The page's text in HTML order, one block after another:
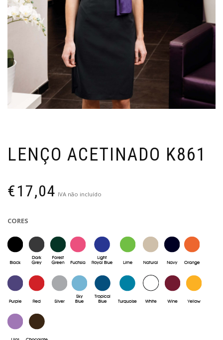
LENÇO ACETINADO K861
€17,04 IVA não incluído
CORES